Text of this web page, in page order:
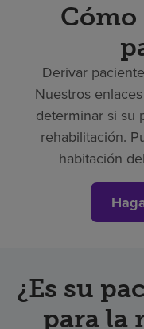
Derivar
Nuestros
determinar si su
rehabilitación.
habitación
¿Es su
para la